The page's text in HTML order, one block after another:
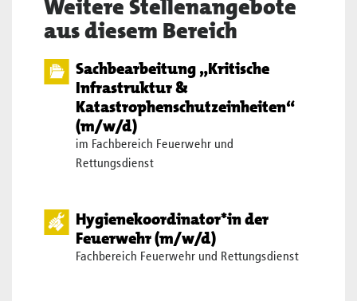
Weitere Stellenangebote
aus diesem Bereich
Sachbearbeitung „Kritische
Infrastruktur &
Katastrophenschutzeinheiten“
(m/w/d)
im Fachbereich Feuerwehr und
Rettungsdienst
Hygienekoordinator*in der
Feuerwehr (m/w/d)
Fachbereich Feuerwehr und Rettungsdienst